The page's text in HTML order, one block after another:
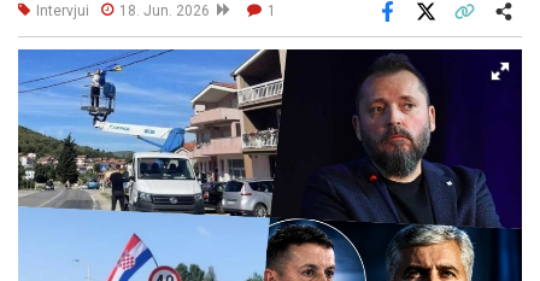
Intervjui 18. Jun. 2026 1
Facebook